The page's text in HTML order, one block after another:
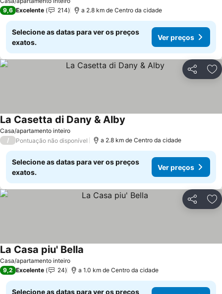
9,6 Excelente 214 a 2.8 km de Centro da cidade
Selecione as datas para ver os preços
exatos.
Ver preços
Partilhar
Casa/apartamento inteiro
La Casetta di Dany & Alby
/ Pontuação não disponível a 2.8 km de Centro da cidade
Selecione as datas para ver os preços
exatos.
Ver preços
Partilhar
Casa/apartamento inteiro
La Casa piu' Bella
9,2 Excelente 24 a 1.0 km de Centro da cidade
Selecione as datas para ver os preços